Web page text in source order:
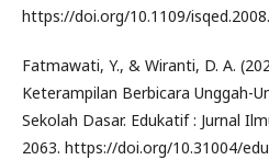
https://doi.org/10.1109/
Fatmawati, Y., & Wiranti, D. A.
Keterampilan Berbicara Unggah-
Sekolah Dasar. Edukatif : Jurnal
2063. https://doi.org/10.31004/